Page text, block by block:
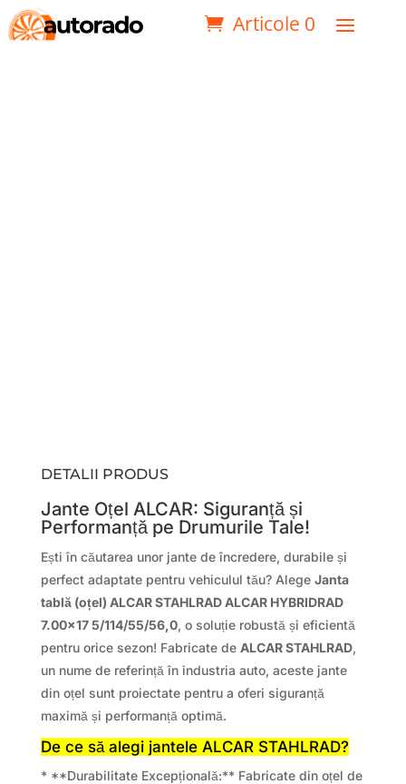
Articole 0
DETALII PRODUS
Jante Oțel ALCAR: Siguranță și
Performanță pe Drumurile Tale!
Ești în căutarea unor jante de încredere, durabile și
perfect adaptate pentru vehiculul tău? Alege Janta
tablă (oțel) ALCAR STAHLRAD ALCAR HYBRIDRAD
7.00×17 5/114/55/56,0, o soluție robustă și eficientă
pentru orice sezon! Fabricate de ALCAR STAHLRAD,
un nume de referință în industria auto, aceste jante
din oțel sunt proiectate pentru a oferi siguranță
maximă și performanță optimă.
De ce să alegi jantele ALCAR STAHLRAD?
* **Durabilitate Excepțională:** Fabricate din oțel de